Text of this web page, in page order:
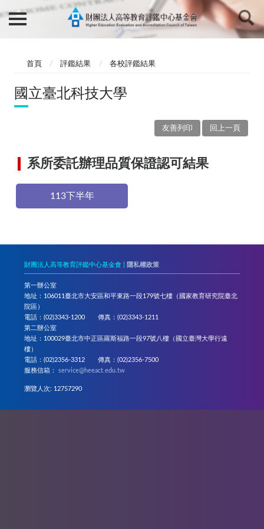
首頁 評鑑結果 各校評鑑結果
國立臺北科技大學
回上一頁
友善列印
系所委託辦理品質保證認可結果
113下半年
財團法人高等教育評鑑中心基金會 | 隱私權政策
第一辦公室
地址：106011臺北市大安區和平東路一段179號七樓（國家教育研究院臺北
院區）
電話：(02)3343-1200 傳真：(02)3343-1211
第二辦公室
地址：100029臺北市中正區羅斯福路一段97號八樓（國立臺灣大學行遠
樓）
電話：(02)2356-3312 傳真：(02)2356-7500
服務信箱：service@heeact.edu.tw
瀏覽人次: 12757290